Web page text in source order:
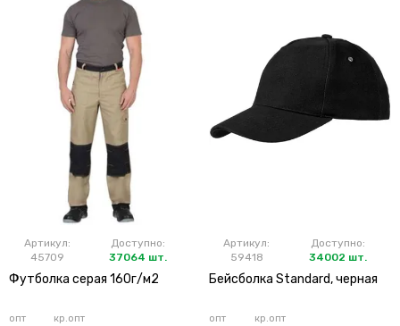
Артикул:
45709
Доступно:
37064 шт.
Футболка серая 160г/м2
опт кр.опт
Артикул:
59418
Доступно:
34002 шт.
Бейсболка Standard, черная
опт кр.опт